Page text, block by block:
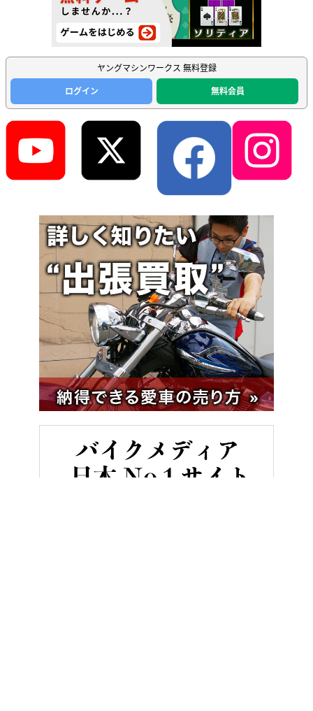
ヤングマシンワークス 無料登録
ログイン
無料会員